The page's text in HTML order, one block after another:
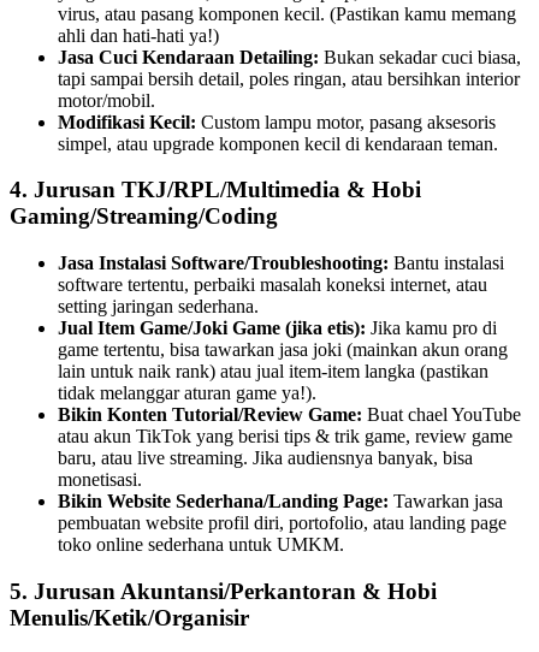
virus, atau pasang komponen kecil. (Pastikan kamu memang
ahli dan hati-hati ya!)
Jasa Cuci Kendaraan Detailing: Bukan sekadar cuci biasa,
tapi sampai bersih detail, poles ringan, atau bersihkan interior
motor/mobil.
Modifikasi Kecil: Custom lampu motor, pasang aksesoris
simpel, atau upgrade komponen kecil di kendaraan teman.
4. Jurusan TKJ/RPL/Multimedia & Hobi
Gaming/Streaming/Coding
Jasa Instalasi Software/Troubleshooting: Bantu instalasi
software tertentu, perbaiki masalah koneksi internet, atau
setting jaringan sederhana.
Jual Item Game/Joki Game (jika etis): Jika kamu pro di
game tertentu, bisa tawarkan jasa joki (mainkan akun orang
lain untuk naik rank) atau jual item-item langka (pastikan
tidak melanggar aturan game ya!).
Bikin Konten Tutorial/Review Game: Buat chael YouTube
atau akun TikTok yang berisi tips & trik game, review game
baru, atau live streaming. Jika audiensnya banyak, bisa
monetisasi.
Bikin Website Sederhana/Landing Page: Tawarkan jasa
pembuatan website profil diri, portofolio, atau landing page
toko online sederhana untuk UMKM.
5. Jurusan Akuntansi/Perkantoran & Hobi
Menulis/Ketik/Organisir